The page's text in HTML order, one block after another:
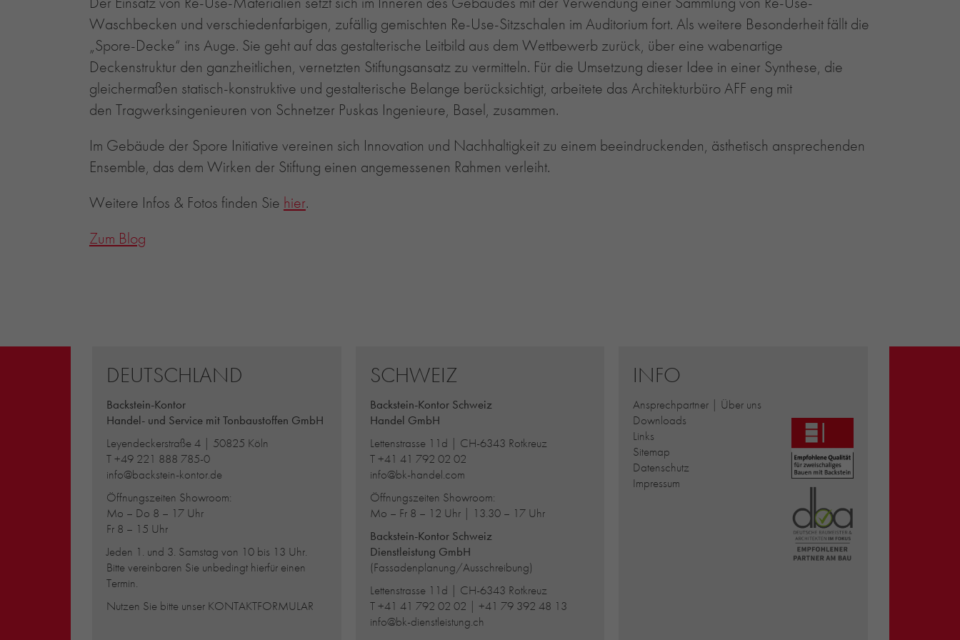
Waschbecken und verschiedenfarbigen, zufällig gemischten Re-Use-Sitzschalen im Auditorium fort. Als weitere Besonderheit fällt die
„Spore-Decke“ ins Auge. Sie geht auf das gestalterische Leitbild aus dem Wettbewerb zurück, über eine wabenartige
Deckenstruktur den ganzheitlichen, vernetzten Stiftungsansatz zu vermitteln. Für die Umsetzung dieser Idee in einer Synthese, die
gleichermaßen statisch-konstruktive und gestalterische Belange berücksichtigt, arbeitete das Architekturbüro AFF eng mit
den Tragwerksingenieuren von Schnetzer Puskas Ingenieure, Basel, zusammen.
Im Gebäude der Spore Initiative vereinen sich Innovation und Nachhaltigkeit zu einem beeindruckenden, ästhetisch ansprechenden
Ensemble, das dem Wirken der Stiftung einen angemessenen Rahmen verleiht.
Weitere Infos & Fotos finden Sie hier.
Zum Blog
DEUTSCHLAND
Backstein-Kontor
Handel- und Service mit Tonbaustoffen GmbH
Leyendeckerstraße 4 | 50825 Köln
T+49 221 888 785-0
info@backstein-kontor.de
Öffnungszeiten Showroom:
Mo – Do 8 – 17 Uhr
Fr 8 – 15 Uhr
Jeden 1. und 3. Samstag von 10 bis 13 Uhr.
Bitte vereinbaren Sie unbedingt hierfür einen
Termin.
Nutzen Sie bitte unser KONTAKTFORMULAR
SCHWEIZ
Backstein-Kontor Schweiz
Handel GmbH
Lettenstrasse 11d | CH-6343 Rotkreuz
T+41 41 792 02 02
info@bk-handel.com
Öffnungszeiten Showroom:
Mo – Fr 8 – 12 Uhr | 13.30 – 17 Uhr
Backstein-Kontor Schweiz
Dienstleistung GmbH
(Fassadenplanung/Ausschreibung)
Lettenstrasse 11d | CH-6343 Rotkreuz
T+41 41 792 02 02 | +41 79 392 48 13
info@bk-dienstleistung.ch
INFO
Ansprechpartner | Über uns
Downloads
Links
Sitemap
Datenschutz
Impressum